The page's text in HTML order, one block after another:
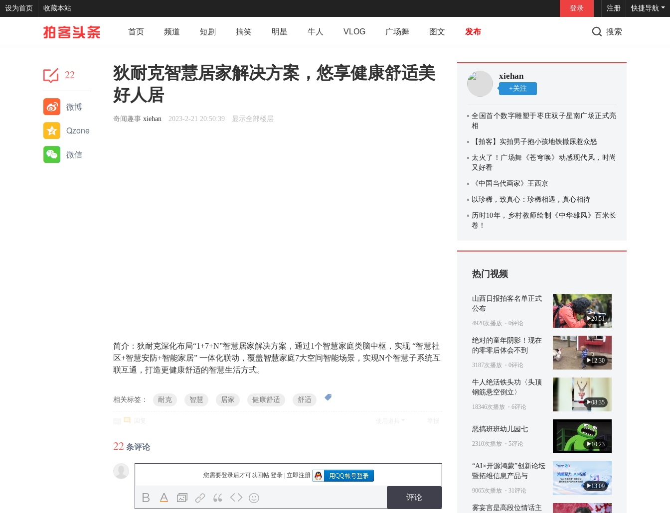
设为首页 收藏本站 快捷导航
登录 注册
首页 频道 短剧 搞笑 明星 牛人 VLOG 广场舞 图文 发布
导读 相册
搜索
22
微博
Qzone
微信
狄耐克智慧居家解决方案，悠享健康舒适美
好人居
奇闻趣事 xiehan 2023-2-21 20:50:39 显示全部楼层
简介：狄耐克深化布局“1+7+N”智慧居家解决方案，通过1个智慧家庭类脑中枢，实现 “智慧社
区+智慧安防+智能家居” 一体化联动，覆盖智慧家庭7大空间智能场景，实现N个智慧子系统互
联互通，打造更健康舒适的智慧生活方式。
相关标签： 耐克 智慧 居家 健康舒适 舒适
22 条评论
您需要登录后才可以回帖 登录| 立即注册
评论
xiehan
+关注
全国首个数字雕塑于枣庄双子星南广场正式亮
相
【拍客】实拍男子抱小孩地铁撒尿惹众怒
太火了！广场舞《苍穹唤》动感现代风，时尚
又好看
《中国当代画家》王西京
以珍稀，致真心：珍稀相遇，真心相待
历时10年，乡村教师绘制《中华雄风》百米长
卷！
热门视频
20:51
山西日报拍客名单正式
公布
4920次播放 ⋅ 0评论
12:30
绝对的童年阴影！现在
的零零后体会不到
3187次播放 ⋅ 0评论
08:35
牛人绝活铁头功〈头顶
钢筋悬空倒立〉
18346次播放 ⋅ 6评论
10:23
恶搞班班幼儿园七
2310次播放 ⋅ 5评论
13:09
“AI×开源鸿蒙”创新论坛
暨拓维信息产品与
9065次播放 ⋅ 31评论
雾妄言是高段位情话主